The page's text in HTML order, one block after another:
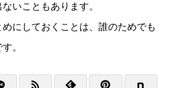
いこともあります。
にしておくことは、誰のためでも
。